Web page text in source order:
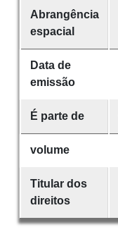
Abrangência
espacial
Data de
emissão
É parte de
volume
Titular dos
direitos